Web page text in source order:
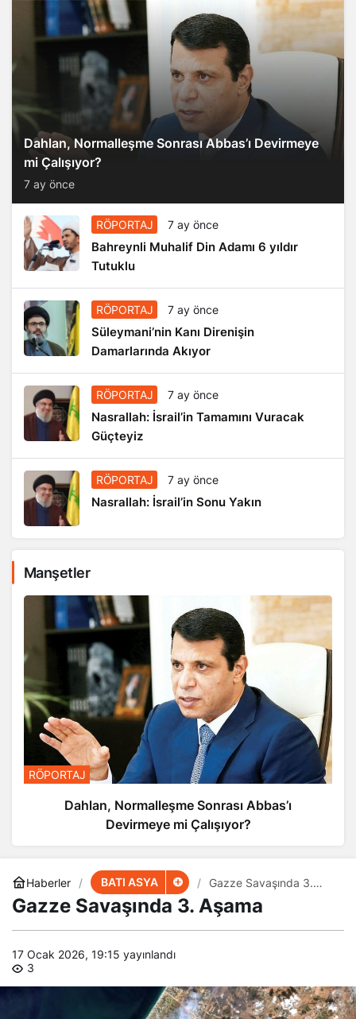
Dahlan, Normalleşme Sonrası Abbas’ı Devirmeye
mi Çalışıyor?
7 ay önce
RÖPORTAJ 7 ay önce
Bahreynli Muhalif Din Adamı 6 yıldır
Tutuklu
RÖPORTAJ 7 ay önce
Süleymani’nin Kanı Direnişin
Damarlarında Akıyor
RÖPORTAJ 7 ay önce
Nasrallah: İsrail’in Tamamını Vuracak
Güçteyiz
RÖPORTAJ 7 ay önce
Nasrallah: İsrail’in Sonu Yakın
Manşetler
RÖPORTAJ
Dahlan, Normalleşme Sonrası Abbas’ı
Devirmeye mi Çalışıyor?
Haberler BATI ASYA
Gazze Savaşında 3.
Gazze Savaşında 3. Aşama
17 Ocak 2026, 19:15 yayınlandı
3